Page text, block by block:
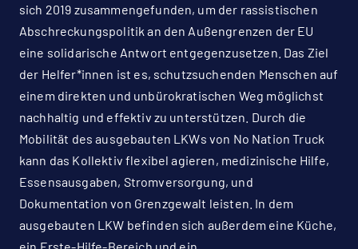
sich 2019 zusammengefunden, um der rassistischen
Abschreckungspolitik an den Außengrenzen der EU
eine solidarische Antwort entgegenzusetzen. Das Ziel
der Helfer*innen ist es, schutzsuchenden Menschen auf
einem direkten und unbürokratischen Weg möglichst
nachhaltig und effektiv zu unterstützen. Durch die
Mobilität des ausgebauten LKWs von No Nation Truck
kann das Kollektiv flexibel agieren, medizinische Hilfe,
Essensausgaben, Stromversorgung, und
Dokumentation von Grenzgewalt leisten. In dem
ausgebauten LKW befinden sich außerdem eine Küche,